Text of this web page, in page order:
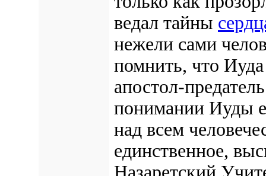
ведал тайны
нежели сами
помнить, что
апостол-
понимании Иуды
над всем
единственное,